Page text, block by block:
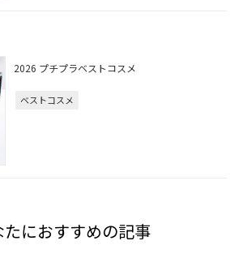
2026 プチプラベストコスメ
ベストコスメ
たにおすすめの記事